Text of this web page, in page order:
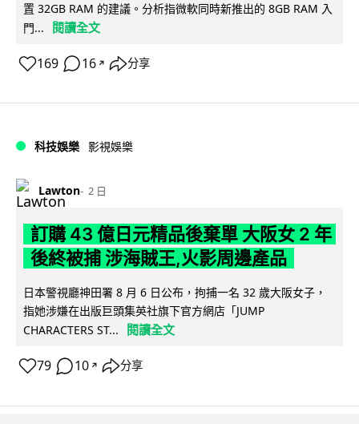
置 32GB RAM 的建議。分析指微軟同時新推出的 8GB RAM 入
門...
閱讀全文
169 16 ↗ 分享
科技娛樂 影視娛樂
Lawton 2 日
訂購 43 億日元精品後棄單 大阪女 2 年
後終被捕 涉海賊王,火影周邊產品
日本警視廳神田署 8 月 6 日公布，拘捕一名 32 歲大阪女子，
指她涉嫌在出版巨頭集英社旗下官方網店「JUMP
CHARACTERS ST...
閱讀全文
79 10 ↗ 分享